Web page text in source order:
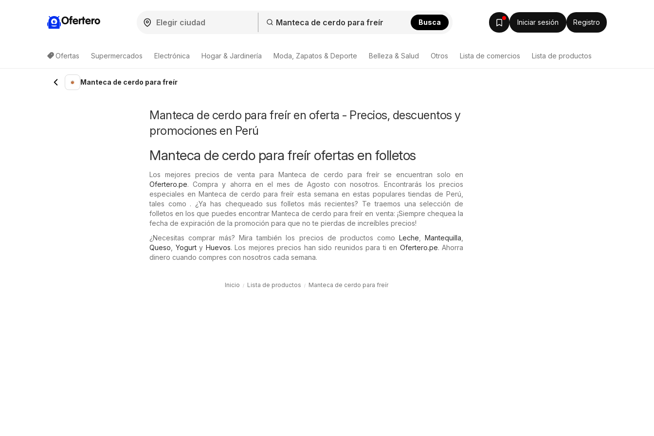
Ofertero Busca Iniciar sesión Registro
Ofertas Supermercados Electrónica Hogar & Jardinería Moda, Zapatos & Deporte Belleza & Salud Otros Lista de comercios Lista de productos
Manteca de cerdo para freír
Manteca de cerdo para freír en oferta - Precios, descuentos y
promociones en Perú
Manteca de cerdo para freír ofertas en folletos
Los mejores precios de venta para Manteca de cerdo para freír se encuentran solo en
Ofertero.pe. Compra y ahorra en el mes de Agosto con nosotros. Encontrarás los precios
especiales en Manteca de cerdo para freír esta semana en estas populares tiendas de Perú,
tales como . ¿Ya has chequeado sus folletos más recientes? Te traemos una selección de
folletos en los que puedes encontrar Manteca de cerdo para freír en venta: ¡Siempre chequea la
fecha de expiración de la promoción para que no te pierdas de increíbles precios!
¿Necesitas comprar más? Mira también los precios de productos como Leche ,Mantequilla
Queso
Yogurty Huevos. Los mejores precios han sido reunidos para ti en Ofertero.pe. Ahorra
dinero cuando compres con nosotros cada semana.
Inicio Lista de productos Manteca de cerdo para freír